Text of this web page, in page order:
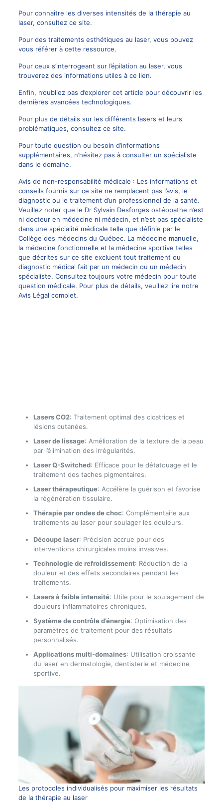
Pour connaître les diverses intensités de la thérapie au
laser, consultez ce site.
Pour des traitements esthétiques au laser, vous pouvez
vous référer à cette ressource.
Pour ceux s’interrogeant sur l’épilation au laser, vous
trouverez des informations utiles à ce lien.
Enfin, n’oubliez pas d’explorer cet article pour découvrir les
dernières avancées technologiques.
Pour plus de détails sur les différents lasers et leurs
problématiques, consultez ce site.
Pour toute question ou besoin d’informations
supplémentaires, n’hésitez pas à consulter un spécialiste
dans le domaine.
Avis de non-responsabilité médicale : Les informations et
conseils fournis sur ce site ne remplacent pas l’avis, le
diagnostic ou le traitement d’un professionnel de la santé.
Veuillez noter que le Dr Sylvain Desforges ostéopathe n’est
ni docteur en médecine ni médecin, et n’est pas spécialiste
dans une spécialité médicale telle que définie par le
Collège des médecins du Québec. La médecine manuelle,
la médecine fonctionnelle et la médecine sportive telles
que décrites sur ce site excluent tout traitement ou
diagnostic médical fait par un médecin ou un médecin
spécialiste. Consultez toujours votre médecin pour toute
question médicale. Pour plus de détails, veuillez lire notre
Avis Légal complet.
Lasers CO2: Traitement optimal des cicatrices et
lésions cutanées.
Laser de lissage: Amélioration de la texture de la peau
par l’élimination des irrégularités.
Laser Q-Switched: Efficace pour le détatouage et le
traitement des taches pigmentaires.
Laser thérapeutique: Accélère la guérison et favorise
la régénération tissulaire.
Thérapie par ondes de choc: Complémentaire aux
traitements au laser pour soulager les douleurs.
Découpe laser: Précision accrue pour des
interventions chirurgicales moins invasives.
Technologie de refroidissement: Réduction de la
douleur et des effets secondaires pendant les
traitements.
Lasers à faible intensité: Utile pour le soulagement de
douleurs inflammatoires chroniques.
Système de contrôle d’énergie: Optimisation des
paramètres de traitement pour des résultats
personnalisés.
Applications multi-domaines: Utilisation croissante
du laser en dermatologie, dentisterie et médecine
sportive.
Les protocoles individualisés pour maximiser les résultats
de la thérapie au laser